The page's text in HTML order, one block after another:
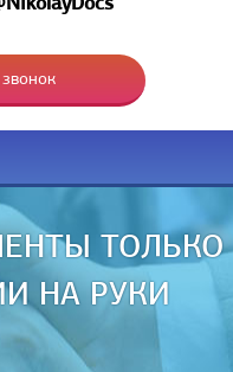
ТОЛЬКО
НА РУКИ